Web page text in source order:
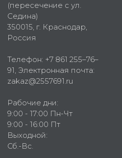
(пересечение с ул.
Седина)
350015, г. Краснодар,
Россия
Телефон: +7 861 255–76–
91, Электронная почта:
zakaz@2557691.ru
Рабочие дни:
9:00 - 17:00 Пн-Чт
9:00 - 16:00 Пт
Выходной:
Сб.-Вс.